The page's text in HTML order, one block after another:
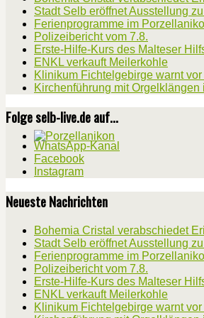
Stadt Selb eröffnet Ausstellung
Ferienprogramme im
Polizeibericht vom 7.8.
Erste-Hilfe-Kurs des Malteser
ENKL verkauft Meilerkohle
Klinikum Fichtelgebirge warnt
Kirchenführung mit
Folge selb-live.de auf...
WhatsApp-Kanal
Facebook
Instagram
Neueste Nachrichten
Bohemia Cristal verabschiedet
Stadt Selb eröffnet Ausstellung
Ferienprogramme im
Polizeibericht vom 7.8.
Erste-Hilfe-Kurs des Malteser
ENKL verkauft Meilerkohle
Klinikum Fichtelgebirge warnt